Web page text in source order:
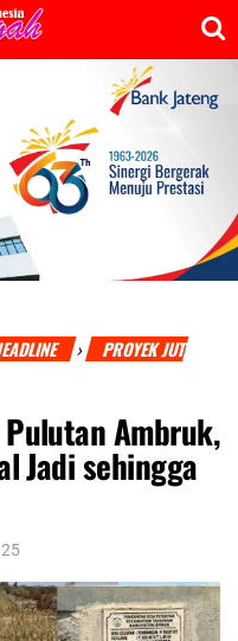
› PROYEK JUT
Pulutan Ambruk,
Jadi sehingga